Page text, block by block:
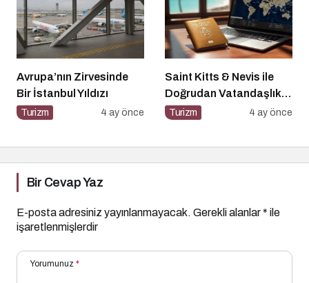
Türkiye’den Listelenen
Tek Otel Olarak Öne
Çıktı
Avrupa’nın Zirvesinde
Bir İstanbul Yıldızı
Turizm 4 ay önce
Saint Kitts & Nevis ile
Doğrudan Vatandaşlık
Dönemi
Turizm 4 ay önce
Bir Cevap Yaz
E-posta adresiniz yayınlanmayacak. Gerekli alanlar* ile
işaretlenmişlerdir
Yorumunuz *